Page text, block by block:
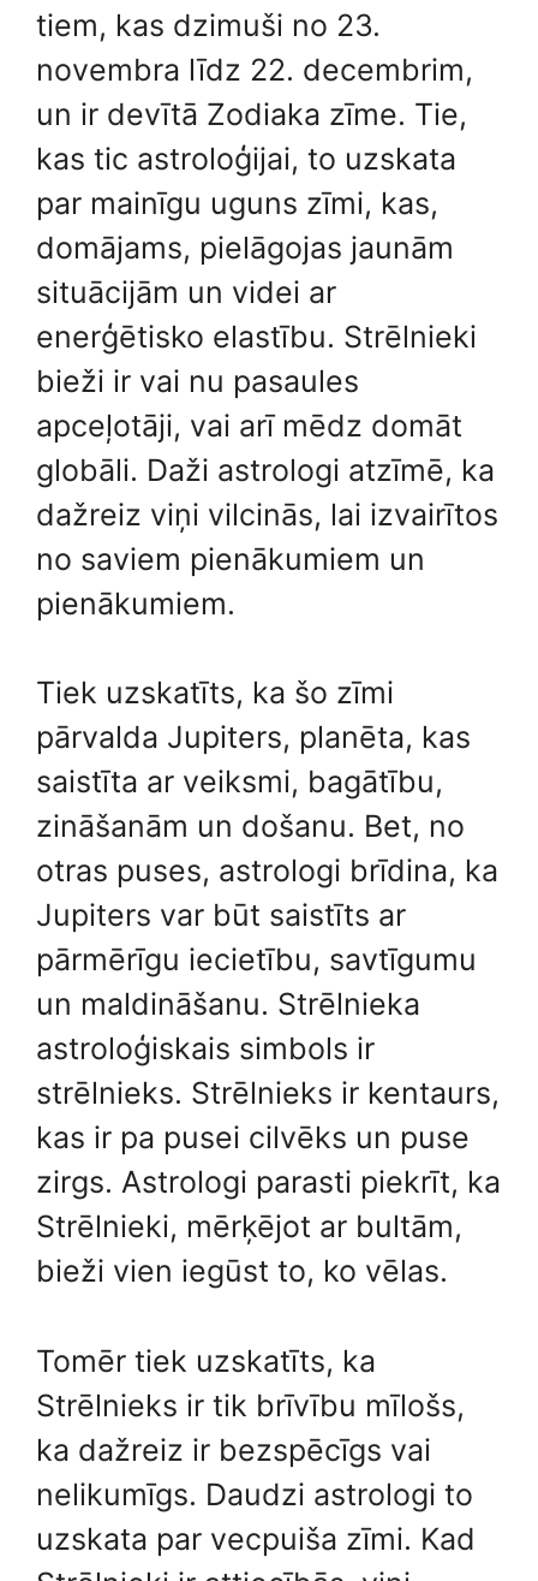
tiem, kas dzimuši no 23.
novembra līdz 22. decembrim,
un ir devītā Zodiaka zīme. Tie,
kas tic astroloģijai, to uzskata
par mainīgu uguns zīmi, kas,
domājams, pielāgojas jaunām
situācijām un videi ar
enerģētisko elastību. Strēlnieki
bieži ir vai nu pasaules
apceļotāji, vai arī mēdz domāt
globāli. Daži astrologi atzīmē, ka
dažreiz viņi vilcinās, lai izvairītos
no saviem pienākumiem un
pienākumiem.
Tiek uzskatīts, ka šo zīmi
pārvalda Jupiters, planēta, kas
saistīta ar veiksmi, bagātību,
zināšanām un došanu. Bet, no
otras puses, astrologi brīdina, ka
Jupiters var būt saistīts ar
pārmērīgu iecietību, savtīgumu
un maldināšanu. Strēlnieka
astroloģiskais simbols ir
strēlnieks. Strēlnieks ir kentaurs,
kas ir pa pusei cilvēks un puse
zirgs. Astrologi parasti piekrīt, ka
Strēlnieki, mērķējot ar bultām,
bieži vien iegūst to, ko vēlas.
Tomēr tiek uzskatīts, ka
Strēlnieks ir tik brīvību mīlošs,
ka dažreiz ir bezspēcīgs vai
nelikumīgs. Daudzi astrologi to
uzskata par vecpuiša zīmi. Kad